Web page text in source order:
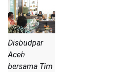
Disbudpar
Aceh
bersama Tim